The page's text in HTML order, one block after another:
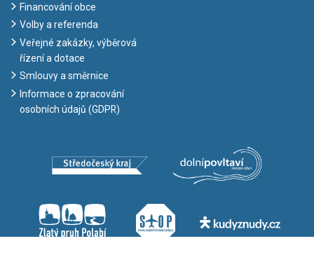
Financování obce
Volby a referenda
Veřejné zakázky, výběrová
řízení a dotace
Smlouvy a směrnice
Informace o zpracování
osobních údajů (GDPR)